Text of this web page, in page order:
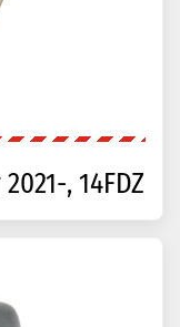
, 14FDZ